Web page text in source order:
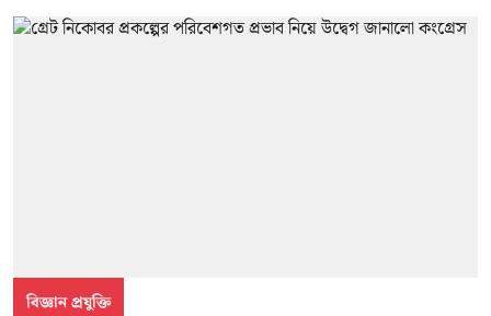
বিজ্ঞান প্রযুক্তি